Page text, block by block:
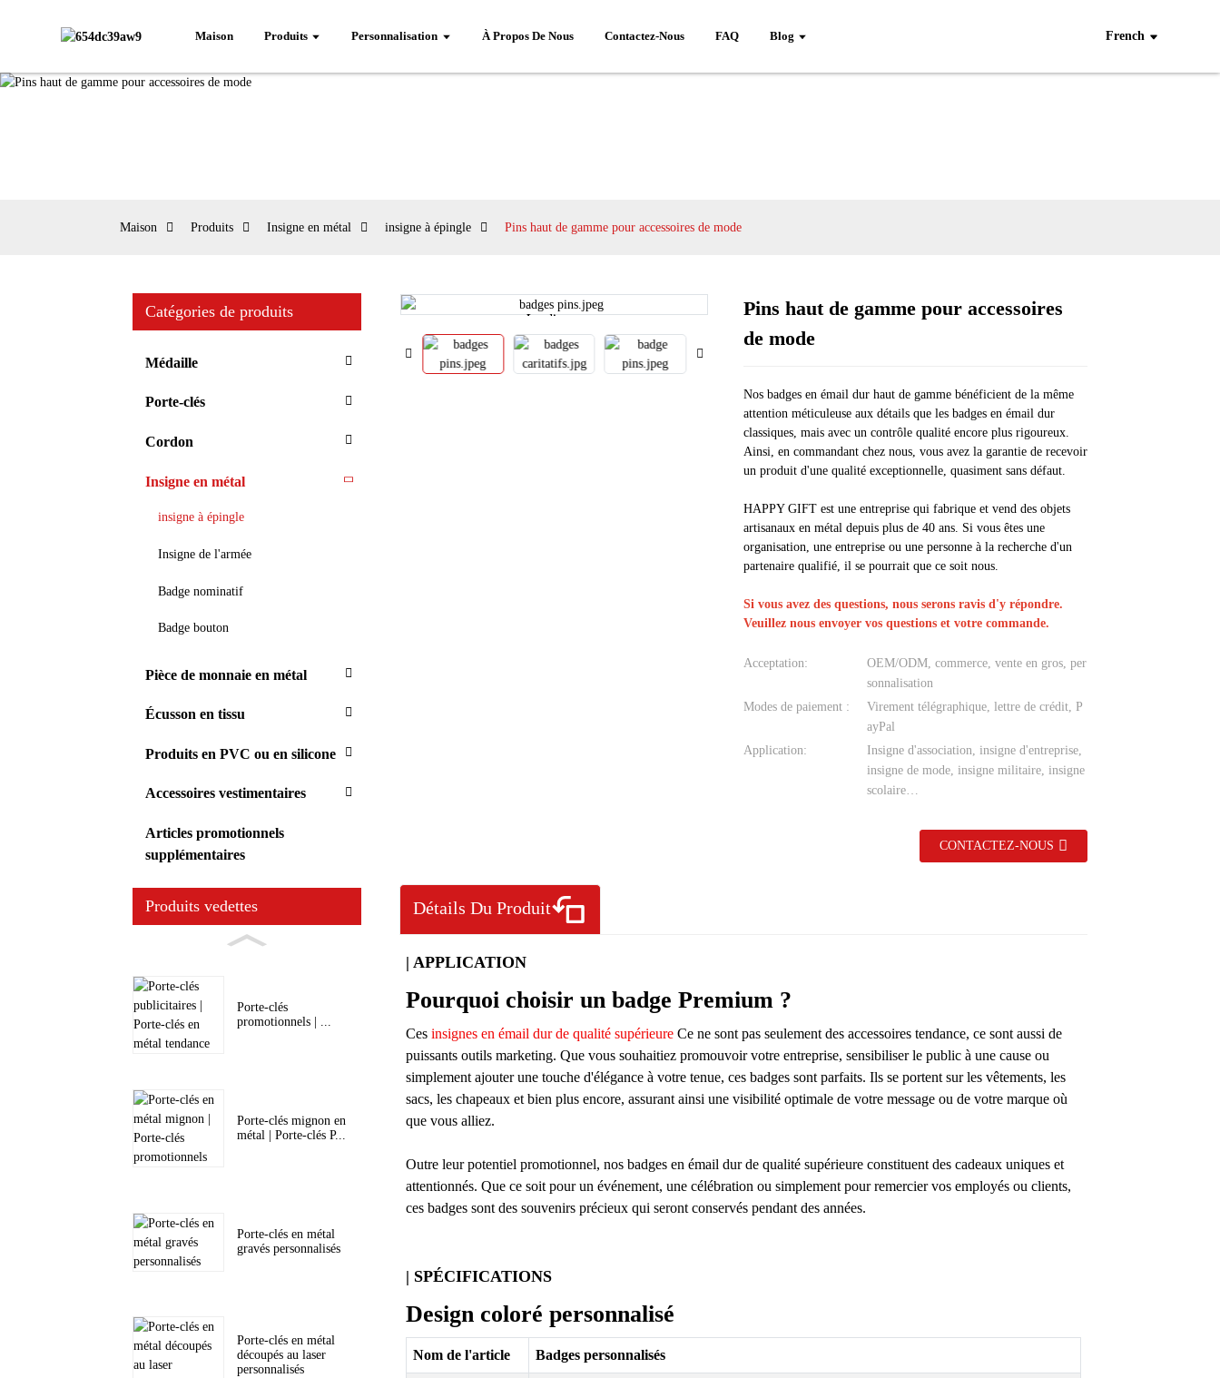
Maison Produits Personnalisation À Propos De Nous Contactez-Nous FAQ Blog French
Maison Produits Insigne en métal insigne à épingle Pins haut de gamme pour accessoires de mode
Catégories de produits
Médaille
Porte-clés
Cordon
Insigne en métal
insigne à épingle
Insigne de l'armée
Badge nominatif
Badge bouton
Pièce de monnaie en métal
Écusson en tissu
Produits en PVC ou en silicone
Accessoires vestimentaires
Articles promotionnels
supplémentaires
Produits vedettes
Porte-clés
promotionnels | ...
Porte-clés mignon en
métal | Porte-clés P...
Porte-clés en métal
gravés personnalisés
Porte-clés en métal
découpés au laser
personnalisés
Loading...
Loading... Loading...
Loading... Loading...
Loading...
Pins haut de gamme pour accessoires
de mode
Nos badges en émail dur haut de gamme bénéficient de la même
attention méticuleuse aux détails que les badges en émail dur
classiques, mais avec un contrôle qualité encore plus rigoureux.
Ainsi, en commandant chez nous, vous avez la garantie de recevoir
un produit d'une qualité exceptionnelle, quasiment sans défaut.
HAPPY GIFT est une entreprise qui fabrique et vend des objets
artisanaux en métal depuis plus de 40 ans. Si vous êtes une
organisation, une entreprise ou une personne à la recherche d'un
partenaire qualifié, il se pourrait que ce soit nous.
Si vous avez des questions, nous serons ravis d'y répondre.
Veuillez nous envoyer vos questions et votre commande.
Acceptation:
OEM/ODM, commerce, vente en gros, per
sonnalisation
Modes de paiement :
Virement télégraphique, lettre de crédit, P
ayPal
Application:
Insigne d'association, insigne d'entreprise,
insigne de mode, insigne militaire, insigne
scolaire…
CONTACTEZ-NOUS
Détails Du Produit
| APPLICATION
Pourquoi choisir un badge Premium ?
Ces insignes en émail dur de qualité supérieure Ce ne sont pas seulement des accessoires tendance, ce sont aussi de
puissants outils marketing. Que vous souhaitiez promouvoir votre entreprise, sensibiliser le public à une cause ou
simplement ajouter une touche d'élégance à votre tenue, ces badges sont parfaits. Ils se portent sur les vêtements, les
sacs, les chapeaux et bien plus encore, assurant ainsi une visibilité optimale de votre message ou de votre marque où
que vous alliez.
Outre leur potentiel promotionnel, nos badges en émail dur de qualité supérieure constituent des cadeaux uniques et
attentionnés. Que ce soit pour un événement, une célébration ou simplement pour remercier vos employés ou clients,
ces badges sont des souvenirs précieux qui seront conservés pendant des années.
| SPÉCIFICATIONS
Design coloré personnalisé
Nom de l'article Badges personnalisés